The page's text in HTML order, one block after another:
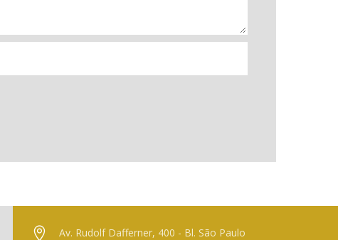
Av. Rudolf Dafferner, 400 - Bl. São Paulo